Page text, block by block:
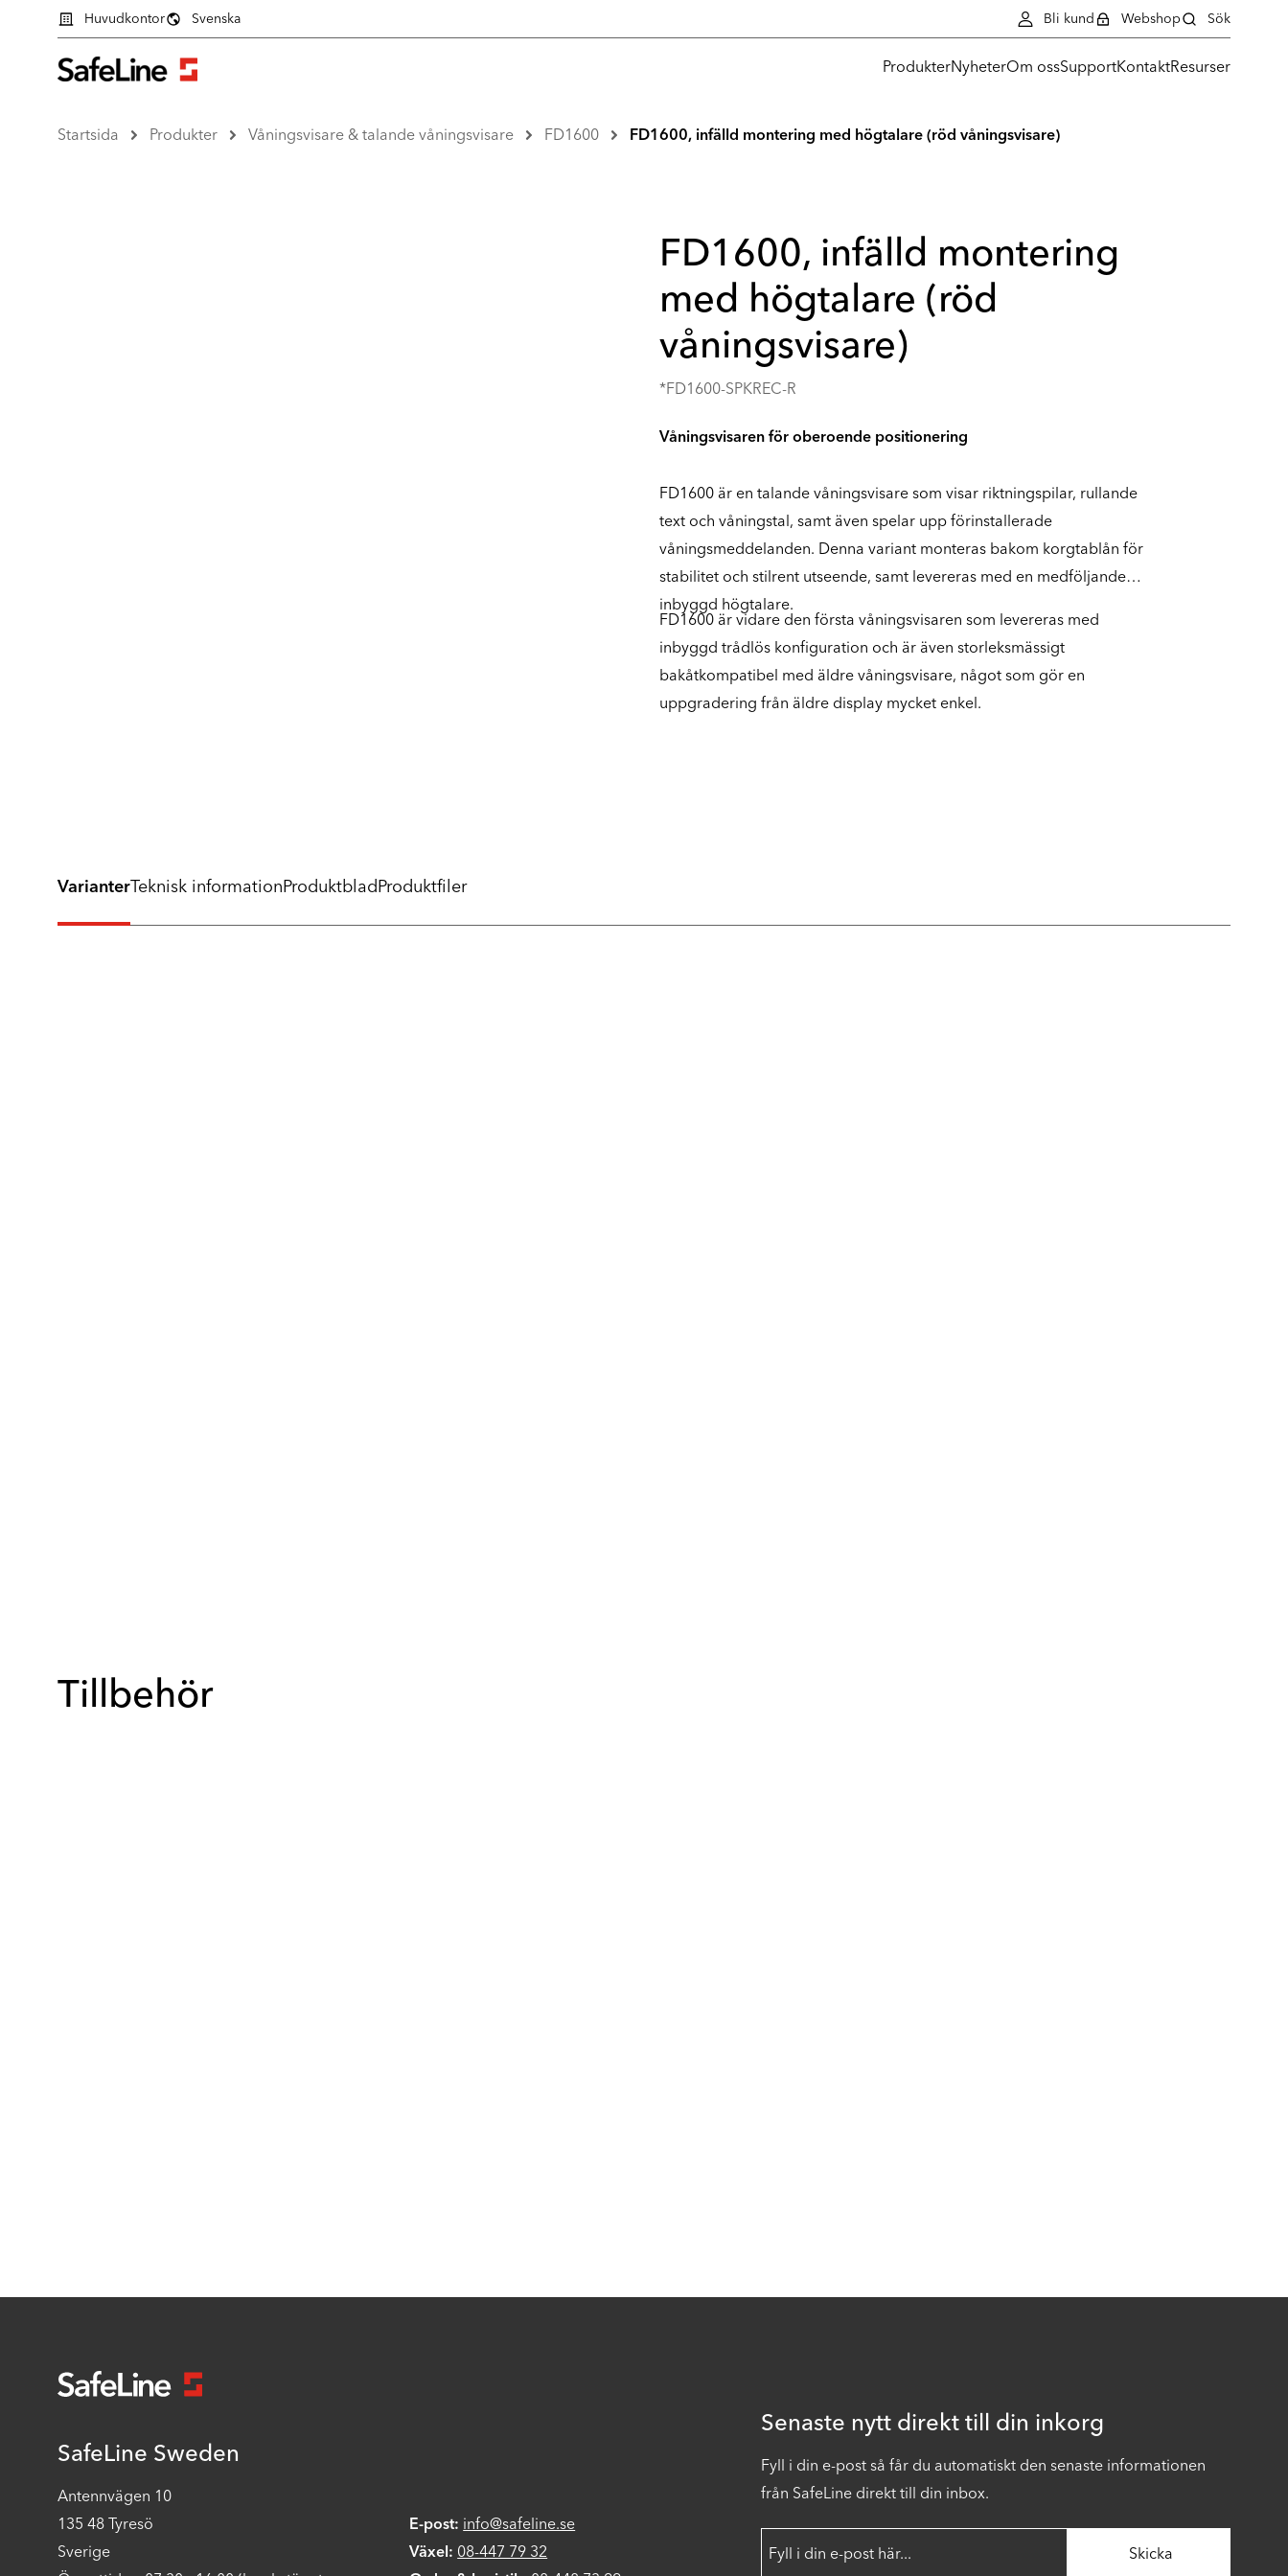
ProdukterNyheterOm ossSupportKontaktResurser
Huvudkontor Svenska Bli kund Webshop Sök
Startsida Produkter Våningsvisare & talande våningsvisare FD1600 FD1600, infälld montering med högtalare (röd våningsvisare)
FD1600, infälld montering
med högtalare (röd
våningsvisare)
*FD1600-SPKREC-R
Våningsvisaren för oberoende positionering
FD1600 är en talande våningsvisare som visar riktningspilar, rullande
text och våningstal, samt även spelar upp förinstallerade
våningsmeddelanden. Denna variant monteras bakom korgtablån för
stabilitet och stilrent utseende, samt levereras med en medföljande
inbyggd högtalare.
FD1600 är vidare den första våningsvisaren som levereras med
inbyggd trådlös konfiguration och är även storleksmässigt
bakåtkompatibel med äldre våningsvisare, något som gör en
uppgradering från äldre display mycket enkel.
VarianterTeknisk informationProduktbladProduktfiler
Tillbehör
SafeLine Sweden
Antennvägen 10
135 48 Tyresö
Sverige
E-post: info@safeline.se
Växel: 08-447 79 32
Senaste nytt direkt till din inkorg
Fyll i din e-post så får du automatiskt den senaste informationen
från SafeLine direkt till din inbox.